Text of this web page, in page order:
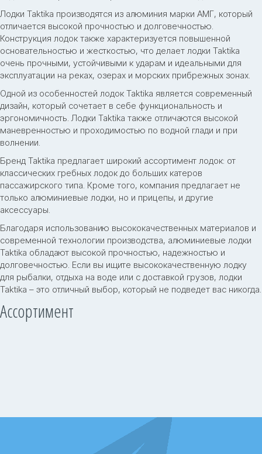
Лодки Taktika производятся из алюминия марки АМГ, который
отличается высокой прочностью и долговечностью.
Конструкция лодок также характеризуется повышенной
основательностью и жесткостью, что делает лодки Taktika
очень прочными, устойчивыми к ударам и идеальными для
эксплуатации на реках, озерах и морских прибрежных зонах.
Одной из особенностей лодок Taktika является современный
дизайн, который сочетает в себе функциональность и
эргономичность. Лодки Taktika также отличаются высокой
маневренностью и проходимостью по водной глади и при
волнении.
Бренд Taktika предлагает широкий ассортимент лодок: от
классических гребных лодок до больших катеров
пассажирского типа. Кроме того, компания предлагает не
только алюминиевые лодки, но и прицепы, и другие
аксессуары.
Благодаря использованию высококачественных материалов и
современной технологии производства, алюминиевые лодки
Taktika обладают высокой прочностью, надежностью и
долговечностью. Если вы ищите высококачественную лодку
для рыбалки, отдыха на воде или с доставкой грузов, лодки
Taktika – это отличный выбор, который не подведет вас никогда.
Ассортимент